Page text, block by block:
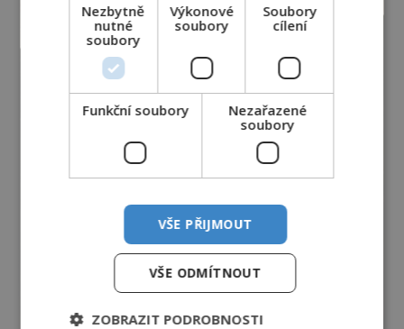
Nezbytně
nutné
soubory
Výkonové
soubory
Soubory
cílení
Funkční soubory
Nezařazené
soubory
VŠE PŘIJMOUT
VŠE ODMÍTNOUT
ZOBRAZIT PODROBNOSTI